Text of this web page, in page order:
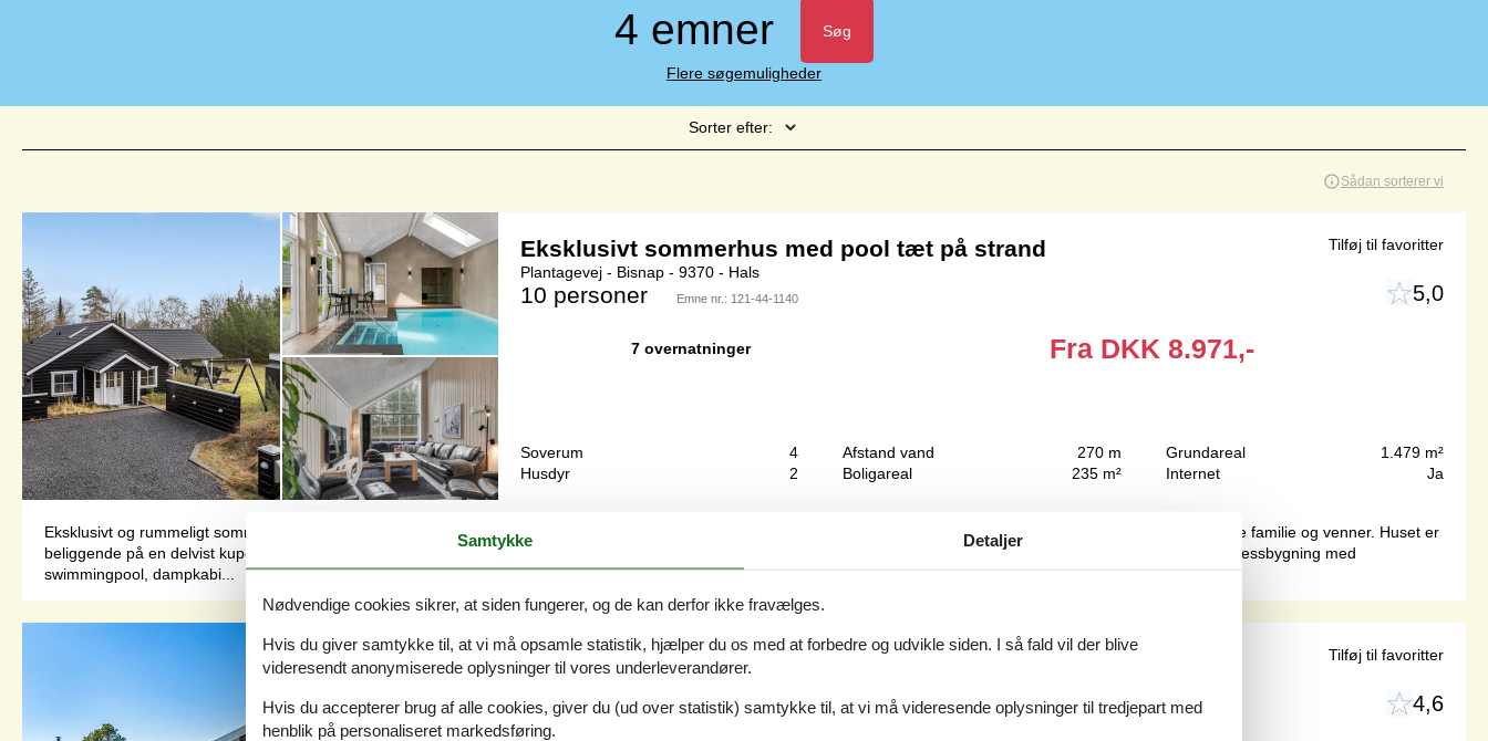
4 emner Søg
Flere søgemuligheder
Sorter efter:
Sådan sorterer vi
Eksklusivt sommerhus med pool tæt på strand
Plantagevej - Bisnap - 9370 - Hals
10 personer Emne nr.: 121-44-1140 5,0
7 overnatninger Fra DKK 8.971,-
Soverum
4
Husdyr
2
Afstand vand
270 m
Boligareal
235 m²
Grundareal
1.479 m²
Internet
Ja
Eksklusivt og rummeligt sommerhus med pool, spa og aktivitetsrum – tæt på strandenDette fantastiske sommerhus byder på luksus, plads og masser af oplevelser for både familie og venner. Huset er
beliggende på en delvist kuperet grund kun ca. 270 meter fra den skønne, børnevenlige hvide sandstrand.Som noget helt særligt råder ejendommen over en separat wellnessbygning med
swimmingpool, dampkabi...
Tilføj til favoritter
Skønt sommerhus med pool og spa ved Hals
Junovej - Bisnap - 9370 - Hals
8 personer Emne nr.:121-44-1249 4,6
Tilføj til favoritter
Samtykke Detaljer
Nødvendige cookies sikrer, at siden fungerer, og de kan derfor ikke fravælges.
Hvis du giver samtykke til, at vi må opsamle statistik, hjælper du os med at forbedre og udvikle siden. I så fald vil der blive
videresendt anonymiserede oplysninger til vores underleverandører.
Hvis du accepterer brug af alle cookies, giver du (ud over statistik) samtykke til, at vi må videresende oplysninger til tredjepart med
henblik på personaliseret markedsføring.